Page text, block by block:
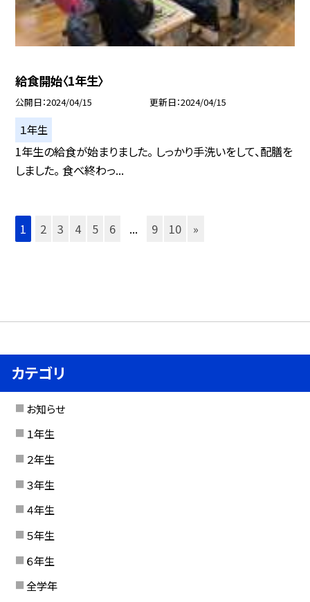
給食開始〈1年生〉
公開日 2024/04/15 更新日 2024/04/15
１年生
1年生の給食が始まりました。 しっかり手洗いをして、配膳を
しました。 食べ終わっ...
1 2 3 4 5 6 ... 9 10 »
カテゴリ
お知らせ
１年生
２年生
３年生
４年生
５年生
６年生
全学年